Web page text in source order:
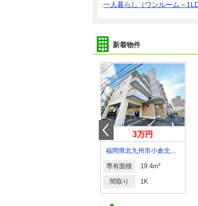
一人暮らし（ワンルーム～
新着物件
3万円
福岡県北九州市小倉北区三郎丸１
専有面積 19.4m²
間取り 1K